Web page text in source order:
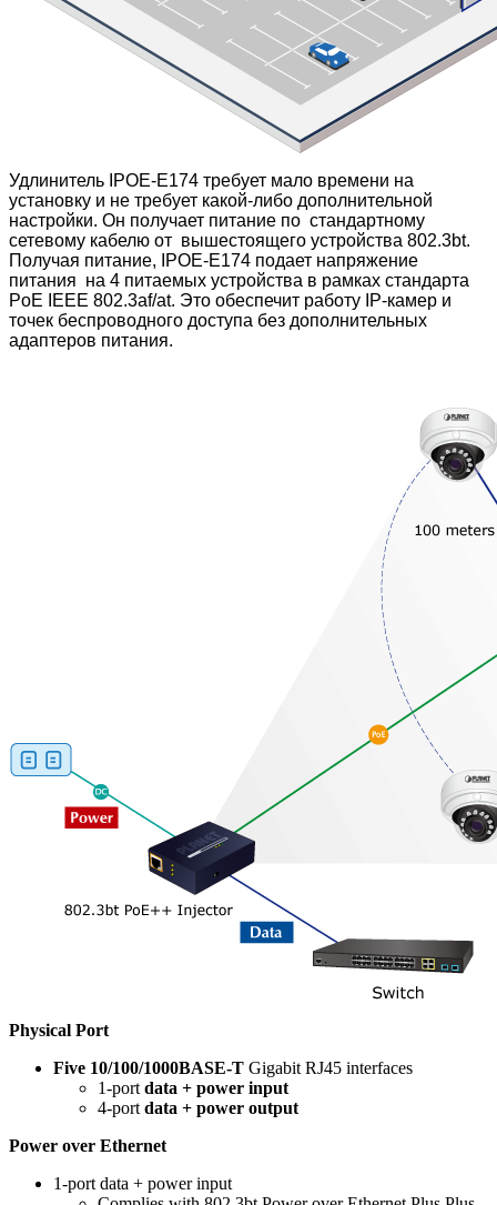
Удлинитель IPOE-E174 требует мало времени на
установку и не требует какой-либо дополнительной
настройки. Он получает питание по стандартному
сетевому кабелю от вышестоящего устройства 802.3bt.
Получая питание, IPOE-E174 подает напряжение
питания на 4 питаемых устройства в рамках стандарта
PoE IEEE 802.3af/at. Это обеспечит работу IP-камер и
точек беспроводного доступа без дополнительных
адаптеров питания.
Physical Port
Five 10/100/1000BASE-T Gigabit RJ45 interfaces
1-port data + power input
4-port data + power output
Power over Ethernet
1-port data + power input